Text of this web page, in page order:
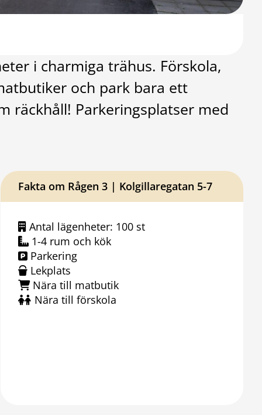
i charmiga trähus. Förskola,
och park bara ett
räckhåll! Parkeringsplatser med
Fakta om Rågen 3 | Kolgillaregatan 5-7
Antal lägenheter: 100 st
1-4 rum och kök
Parkering
Lekplats
Nära till matbutik
Nära till förskola